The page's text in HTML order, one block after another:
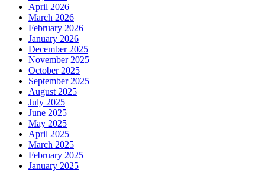
April 2026
March 2026
February 2026
January 2026
December 2025
November 2025
October 2025
September 2025
August 2025
July 2025
June 2025
May 2025
April 2025
March 2025
February 2025
January 2025